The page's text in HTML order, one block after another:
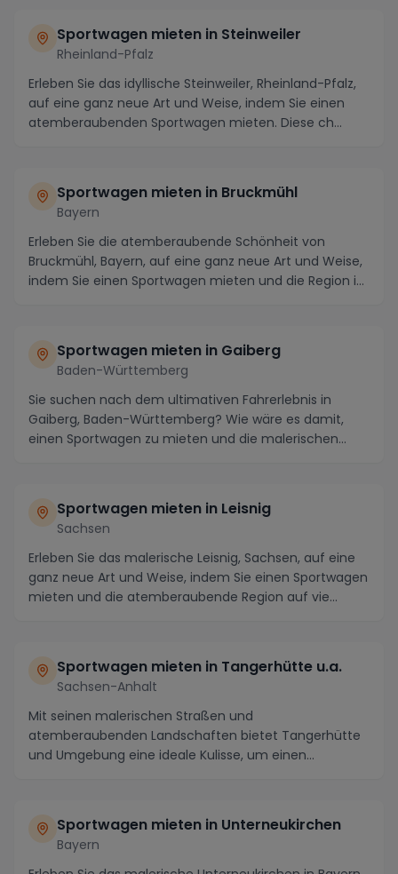
Sportwagen mieten in Steinweiler
Rheinland-Pfalz
Erleben Sie das idyllische Steinweiler, Rheinland-Pfalz,
auf eine ganz neue Art und Weise, indem Sie einen
atemberaubenden Sportwagen mieten. Diese ch...
Sportwagen mieten in Bruckmühl
Bayern
Erleben Sie die atemberaubende Schönheit von
Bruckmühl, Bayern, auf eine ganz neue Art und Weise,
indem Sie einen Sportwagen mieten und die Region in
Sportwagen mieten in Gaiberg
Baden-Württemberg
Sie suchen nach dem ultimativen Fahrerlebnis in
Gaiberg, Baden-Württemberg? Wie wäre es damit,
einen Sportwagen zu mieten und die malerischen
Sportwagen mieten in Leisnig
Sachsen
Erleben Sie das malerische Leisnig, Sachsen, auf eine
ganz neue Art und Weise, indem Sie einen Sportwagen
mieten und die atemberaubende Region auf vie...
Sportwagen mieten in Tangerhütte u.a.
Sachsen-Anhalt
Mit seinen malerischen Straßen und
atemberaubenden Landschaften bietet Tangerhütte
und Umgebung eine ideale Kulisse, um einen
Sportwagen mieten in Unterneukirchen
Bayern